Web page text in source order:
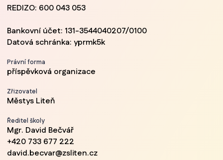
REDIZO: 600 043 053
Bankovní účet: 131-3544040207/0100
Datová schránka: yprmk5k
Právní forma
příspěvková organizace
Zřizovatel
Městys Liteň
Ředitel školy
Mgr. David Bečvář
+420 733 677 222
david.becvar@zsliten.cz